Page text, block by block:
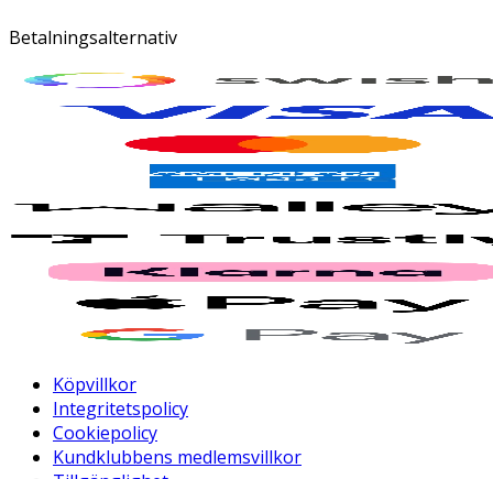
Betalningsalternativ
Köpvillkor
Integritetspolicy
Cookiepolicy
Kundklubbens medlemsvillkor